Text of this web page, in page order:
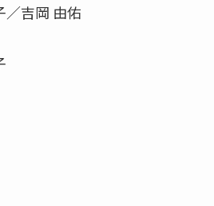
／吉岡 由佑